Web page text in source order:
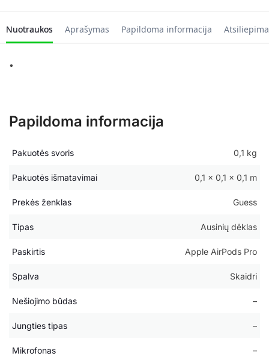
Nuotraukos Aprašymas Papildoma informacija
•
Papildoma informacija
Pakuotės svoris 0,1 kg
Pakuotės išmatavimai 0,1 × 0,1 × 0,1 m
Prekės ženklas Guess
Tipas Ausinių dėklas
Paskirtis Apple AirPods Pro
Spalva Skaidri
Nešiojimo būdas –
Jungties tipas –
Mikrofonas –